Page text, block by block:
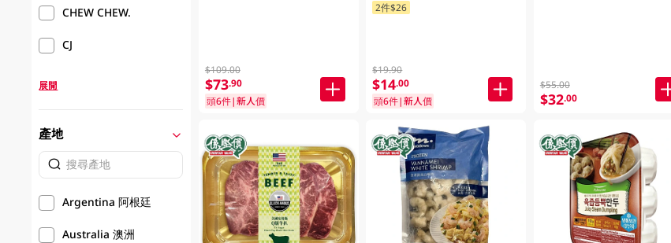
CHEW CHEW.
CJ
展開
產地
Argentina 阿根廷
Australia 澳洲
$109.00
$73.90
頭6件|新人價
2件$26
$19.90
$14.00
頭6件|新人價
$55.00
$32.00